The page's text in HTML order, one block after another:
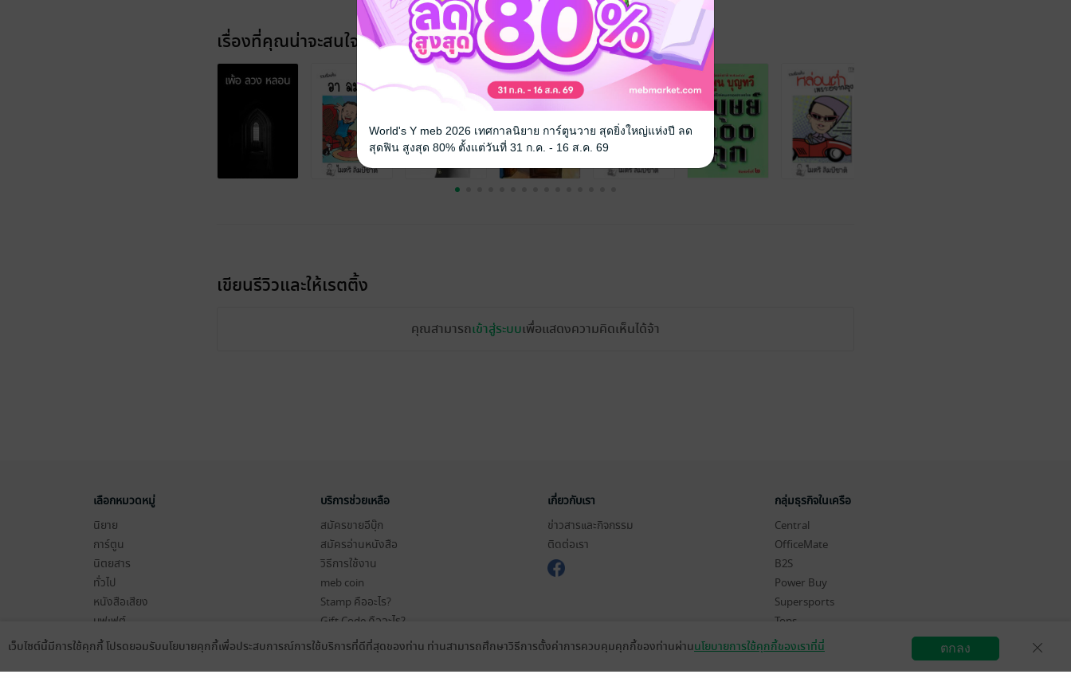
เรื่องที่คุณน่าจะสนใจ
เขียนรีวิวและให้เรตติ้ง
คุณสามารถเข้าสู่ระบบเพื่อแสดงความคิดเห็นได้จ้า
เลือกหมวดหมู่
นิยาย
การ์ตูน
นิตยสาร
ทั่วไป
หนังสือเสียง
บุฟเฟต์
บริการช่วยเหลือ
สมัครขายอีบุ๊ก
สมัครอ่านหนังสือ
วิธีการใช้งาน
meb coin
Stamp คืออะไร?
Gift Code คืออะไร?
เงื่อนไขในการใช้บริการ
เกี่ยวกับเรา
ข่าวสารและกิจกรรม
ติดต่อเรา
กลุ่มธุรกิจในเครือ
Central
OfficeMate
B2S
Power Buy
Supersports
Tops
Hytexts
สมัครขายอีบุ๊ก วิธีการใช้งาน
เว็บไซต์นี้มีการใช้คุกกี้ โปรดยอมรับนโยบายคุกกี้เพื่อประสบการณ์การใช้บริการที่ดีที่สุดของท่าน ท่านสามารถศึกษาวิธีการตั้งค่าการควบคุมคุกกี้ของท่านผ่านนโยบายการใช้คุกกี้ของเราที่นี่ ตกลง
World's Y meb 2026 เทศกาลนิยาย การ์ตูนวาย สุดยิ่งใหญ่แห่งปี ลด
สุดฟิน สูงสุด 80% ตั้งแต่วันที่ 31 ก.ค. - 16 ส.ค. 69